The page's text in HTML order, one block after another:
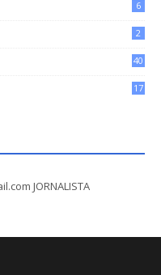
6
2
40
17
JORNALISTA